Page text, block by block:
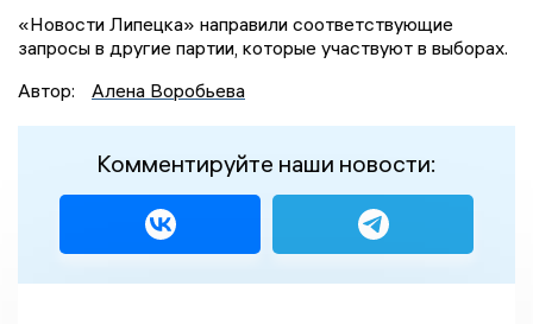
«Новости Липецка» направили соответствующие
запросы в другие партии, которые участвуют в выборах.
Автор:
Алена Воробьева
Комментируйте наши новости: